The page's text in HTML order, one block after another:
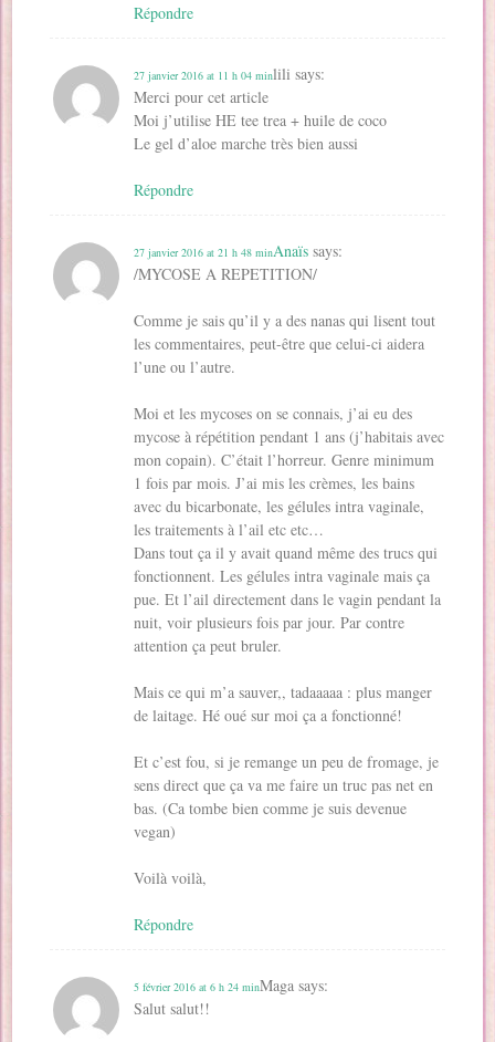
Répondre
lili says:
27 janvier 2016 at 11 h 04 min
Merci pour cet article
Moi j’utilise HE tee trea + huile de coco
Le gel d’aloe marche très bien aussi
Répondre
Anaïs says:
27 janvier 2016 at 21 h 48 min
/MYCOSE A REPETITION/
Comme je sais qu’il y a des nanas qui lisent tout
les commentaires, peut-être que celui-ci aidera
l’une ou l’autre.
Moi et les mycoses on se connais, j’ai eu des
mycose à répétition pendant 1 ans (j’habitais avec
mon copain). C’était l’horreur. Genre minimum
1 fois par mois. J’ai mis les crèmes, les bains
avec du bicarbonate, les gélules intra vaginale,
les traitements à l’ail etc etc…
Dans tout ça il y avait quand même des trucs qui
fonctionnent. Les gélules intra vaginale mais ça
pue. Et l’ail directement dans le vagin pendant la
nuit, voir plusieurs fois par jour. Par contre
attention ça peut bruler.
Mais ce qui m’a sauver,, tadaaaaa : plus manger
de laitage. Hé oué sur moi ça a fonctionné!
Et c’est fou, si je remange un peu de fromage, je
sens direct que ça va me faire un truc pas net en
bas. (Ca tombe bien comme je suis devenue
vegan)
Voilà voilà,
Répondre
Maga says:
5 février 2016 at 6 h 24 min
Salut salut!!